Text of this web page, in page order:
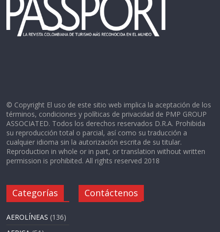
© Copyright El uso de este sitio web implica la aceptación de los
términos, condiciones y políticas de privacidad de PMP GROUP
ASSOCIATED. Todos los derechos reservados D.R.A. Prohibida
su reproducción total o parcial, así como su traducción a
cualquier idioma sin la autorización escrita de su titular.
Reproduction in whole or in part, or translation without written
permission is prohibited. All rights reserved 2018
Categorías
AEROLÍNEAS (136)
Contáctenos